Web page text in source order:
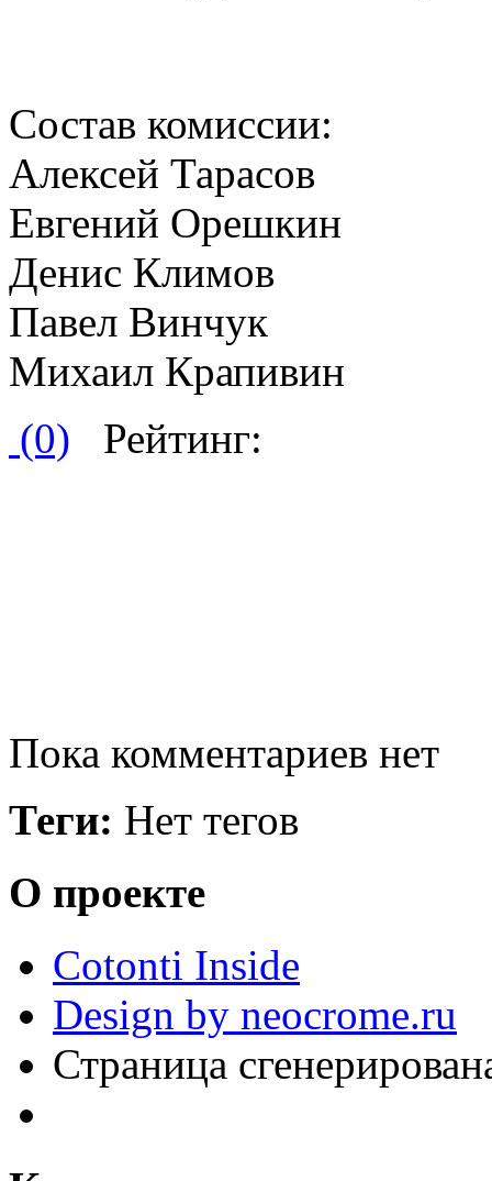
Состав комиссии:
Алексей Тарасов
Евгений Орешкин
Денис Климов
Павел Винчук
Михаил Крапивин
(0) Рейтинг:
Пока комментариев нет
Теги: Нет тегов
О проекте
Cotonti Inside
Design by neocrome.ru
Страница